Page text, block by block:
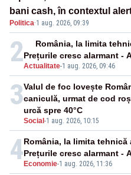
bani cash, în contextul
Politica·1 aug. 2026, 09:39
2Actualitate-1 aug. 2026, 09:46
România, la limita
Prețurile cresc alarmant -
3
Social -1 aug. 2026, 10:15
Valul de foc lovește
caniculă, urmat de cod
urcă spre 40°C
4 Economie-1 aug. 2026, 11:36
România, la limita
Prețurile cresc alarmant -